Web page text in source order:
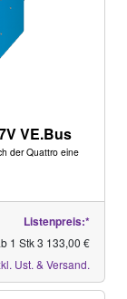
VE.Bus
der Quattro eine
Listenpreis:*
1 Stk 3 133,00 €
Ust. & Versand.